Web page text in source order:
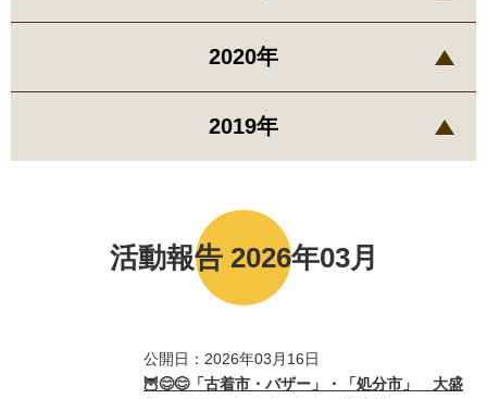
活動報告 2026年03月
公開日：2026年03月16日
🦉😊😊「古着市・バザー」・「処分市」 大盛
2020年
2019年